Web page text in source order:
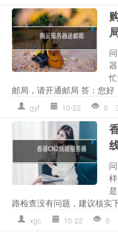
邮局，请开通邮局 答：您好
gyf 10-22 0
路检查没有问题，建议核实
xgc 10-22 0